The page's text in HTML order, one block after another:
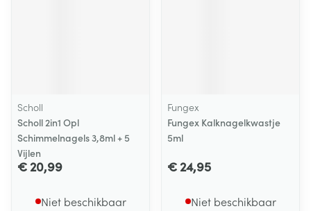
Scholl
Scholl 2in1 Opl
Schimmelnagels 3,8ml + 5
Vijlen
€ 20,99
Niet beschikbaar
Fungex
Fungex Kalknagelkwastje
5ml
€ 24,95
Niet beschikbaar